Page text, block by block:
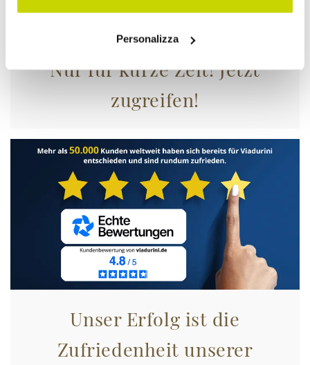
Personalizza
Nur für kurze Zeit! Jetzt
zugreifen!
Unser Erfolg ist die
Zufriedenheit unserer